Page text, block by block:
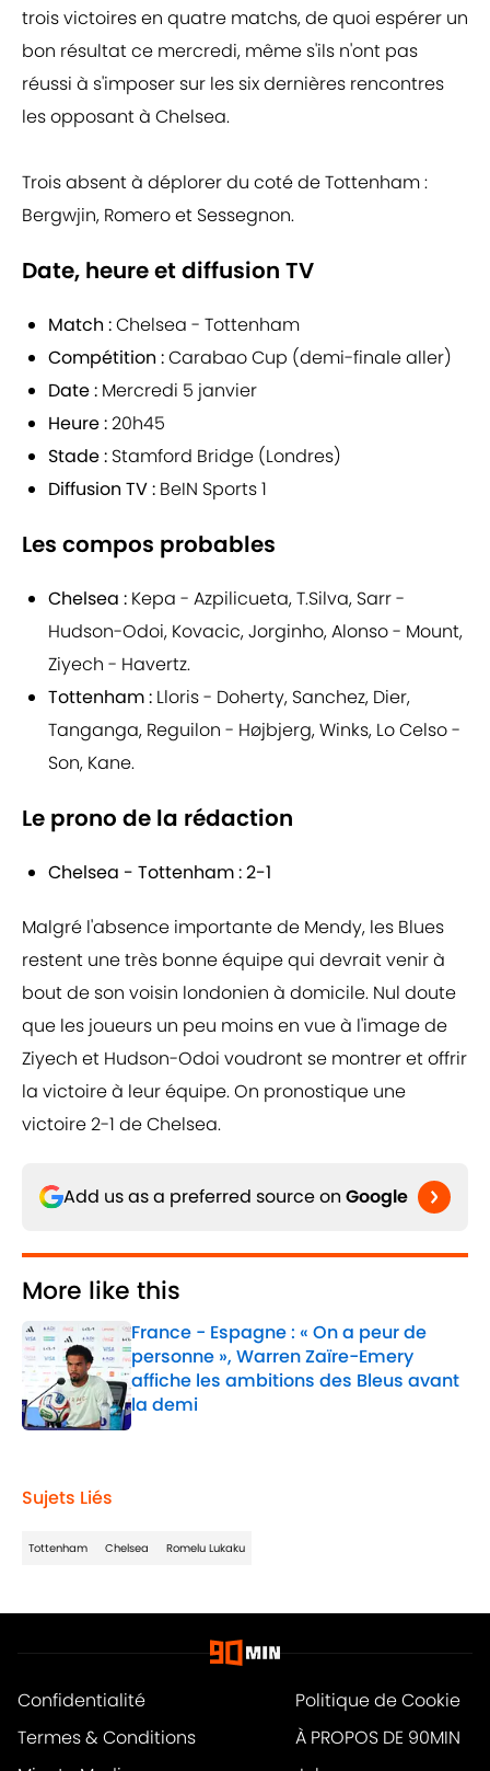
trois victoires en quatre matchs, de quoi espérer un
bon résultat ce mercredi, même s'ils n'ont pas
réussi à s'imposer sur les six dernières rencontres
les opposant à Chelsea.
Trois absent à déplorer du coté de Tottenham :
Bergwjin, Romero et Sessegnon.
Date, heure et diffusion TV
Match :Chelsea - Tottenham
Compétition :Carabao Cup (demi-finale aller)
Date : Mercredi 5 janvier
Heure :20h45
Stade : Stamford Bridge (Londres)
Diffusion TV : BeIN Sports 1
Les compos probables
Chelsea : Kepa - Azpilicueta, T.Silva, Sarr -
Hudson-Odoi, Kovacic, Jorginho, Alonso - Mount,
Ziyech - Havertz.
Tottenham : Lloris - Doherty, Sanchez, Dier,
Tanganga, Reguilon - Højbjerg, Winks, Lo Celso -
Son, Kane.
Le prono de la rédaction
Chelsea - Tottenham : 2-1
Malgré l'absence importante de Mendy, les Blues
restent une très bonne équipe qui devrait venir à
bout de son voisin londonien à domicile. Nul doute
que les joueurs un peu moins en vue à l'image de
Ziyech et Hudson-Odoi voudront se montrer et offrir
la victoire à leur équipe. On pronostique une
victoire 2-1 de Chelsea.
Add us as a preferred source on Google
More like this
France - Espagne : « On a peur de
personne », Warren Zaïre-Emery
affiche les ambitions des Bleus avant
la demi
Published by on Invalid Date
Sujets Liés
Tottenham Chelsea Romelu Lukaku
Confidentialité
Politique de Cookie
Termes & Conditions
À PROPOS DE 90MIN